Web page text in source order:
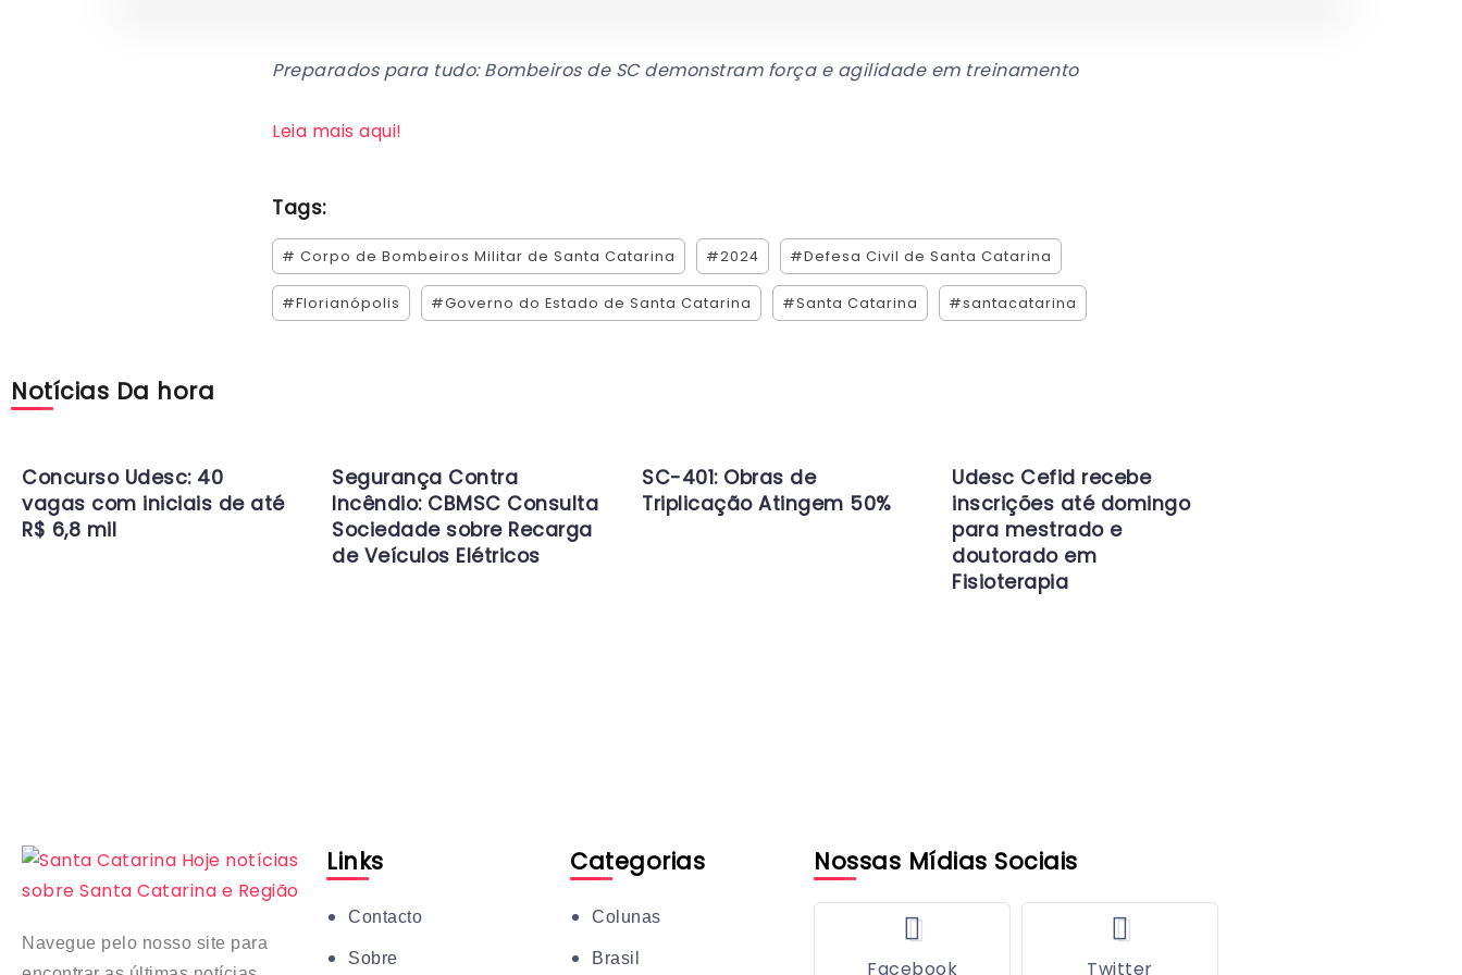
Preparados para tudo: Bombeiros de SC demonstram força e agilidade em treinamento
Leia mais aqui!
Tags:
# Corpo de Bombeiros Militar de Santa Catarina #2024 #Defesa Civil de Santa Catarina
#Florianópolis #Governo do Estado de Santa Catarina #Santa Catarina #santacatarina
Notícias Da hora
Concurso Udesc: 40
vagas com iniciais de até
R$ 6,8 mil
Segurança Contra
Incêndio: CBMSC Consulta
Sociedade sobre Recarga
de Veículos Elétricos
SC-401: Obras de
Triplicação Atingem 50%
Udesc Cefid recebe
inscrições até domingo
para mestrado e
doutorado em
Fisioterapia
Navegue pelo nosso site para
Links
Contacto
Sobre
Categorias
Colunas
Brasil
Nossas Mídias Sociais
Facebook Twitter